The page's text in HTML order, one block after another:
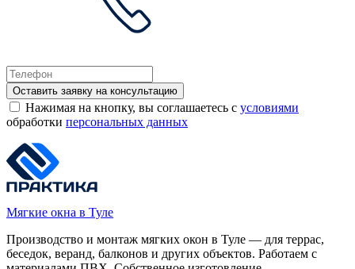
Оставить заявку на консультацию
Нажимая на кнопку, вы соглашаетесь с условиями
обработки персональных данных
Мягкие окна в Туле
Производство и монтаж мягких окон в Туле — для террас,
беседок, веранд, балконов и других объектов. Работаем с